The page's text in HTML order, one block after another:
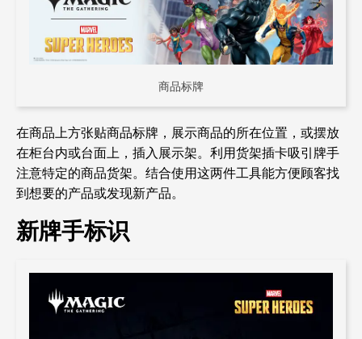
商品标牌
在商品上方张贴商品标牌，展示商品的所在位置，或摆放
在柜台内或台面上，插入展示架。利用货架插卡吸引牌手
注意特定的商品货架。结合使用这两件工具能方便顾客找
到想要的产品或发现新产品。
新牌手标识